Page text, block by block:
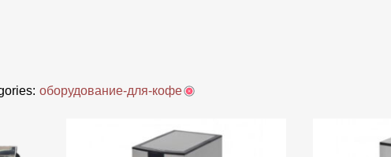
188 433 MDL В наличии
оборудование-для-кофе